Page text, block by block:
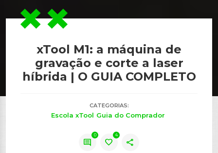
xTool M1: a máquina de
gravação e corte a laser
híbrida | O GUIA COMPLETO
CATEGORIAS:
Escola xTool Guia do Comprador
comment
0
favorite
4
share